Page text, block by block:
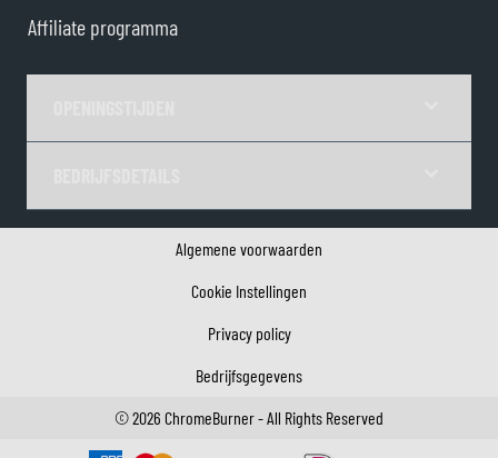
Affiliate programma
Algemene voorwaarden
Cookie Instellingen
Privacy policy
Bedrijfsgegevens
©2026 ChromeBurner - All Rights Reserved